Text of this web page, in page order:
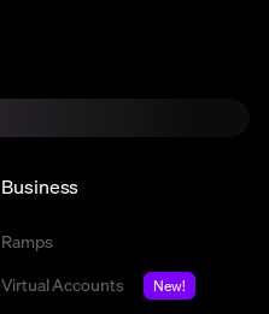
Business
Ramps
Virtual Accounts
New!